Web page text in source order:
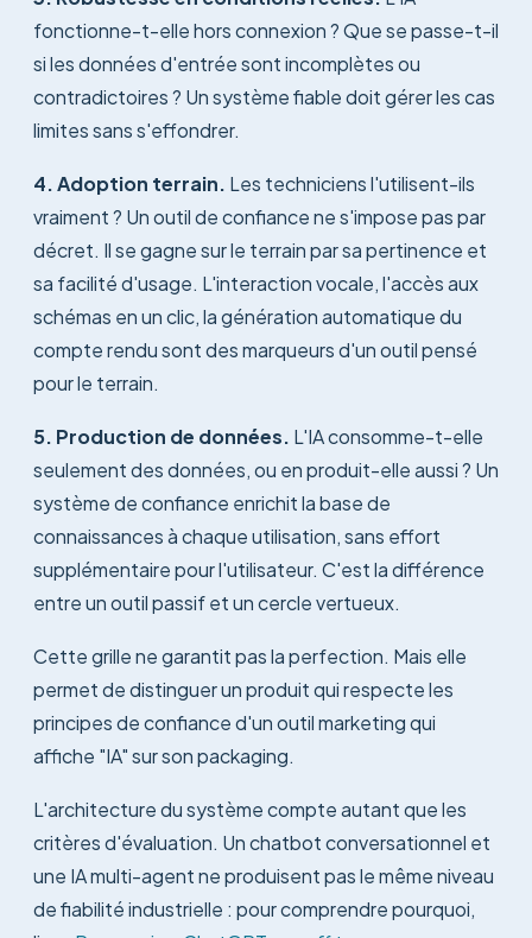
fonctionne-t-elle hors connexion ? Que se passe-t-il
si les données d'entrée sont incomplètes ou
contradictoires ? Un système fiable doit gérer les cas
limites sans s'effondrer.
4. Adoption terrain. Les techniciens l'utilisent-ils
vraiment ? Un outil de confiance ne s'impose pas par
décret. Il se gagne sur le terrain par sa pertinence et
sa facilité d'usage. L'interaction vocale, l'accès aux
schémas en un clic, la génération automatique du
compte rendu sont des marqueurs d'un outil pensé
pour le terrain.
5. Production de données. L'IA consomme-t-elle
seulement des données, ou en produit-elle aussi ? Un
système de confiance enrichit la base de
connaissances à chaque utilisation, sans effort
supplémentaire pour l'utilisateur. C'est la différence
entre un outil passif et un cercle vertueux.
Cette grille ne garantit pas la perfection. Mais elle
permet de distinguer un produit qui respecte les
principes de confiance d'un outil marketing qui
affiche "IA" sur son packaging.
L'architecture du système compte autant que les
critères d'évaluation. Un chatbot conversationnel et
une IA multi-agent ne produisent pas le même niveau
de fiabilité industrielle : pour comprendre pourquoi,